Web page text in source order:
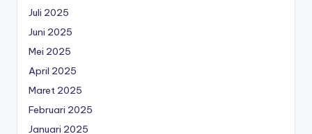
Juli 2025
Juni 2025
Mei 2025
April 2025
Maret 2025
Februari 2025
Januari 2025